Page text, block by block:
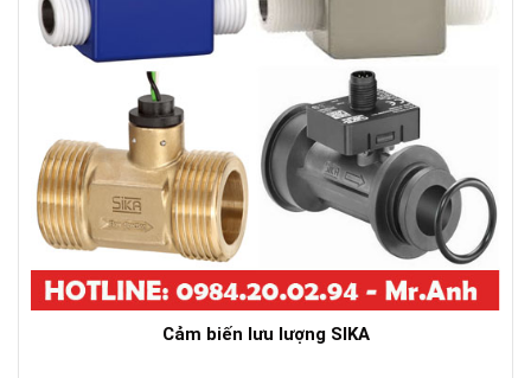
Cảm biến lưu lượng SIKA